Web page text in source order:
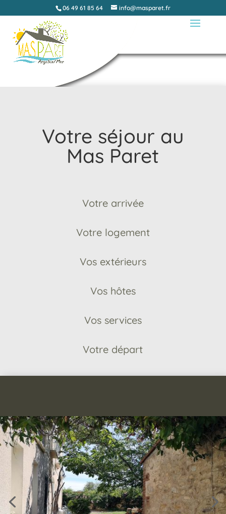
06 49 61 85 64 info@masparet.fr
Votre séjour au
Mas Paret
Votre arrivée
Votre logement
Vos extérieurs
Vos hôtes
Vos services
Votre départ